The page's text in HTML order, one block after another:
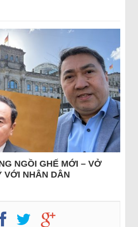
NGỒI GHẾ MỚI – VỞ
VỚI NHÂN DÂN